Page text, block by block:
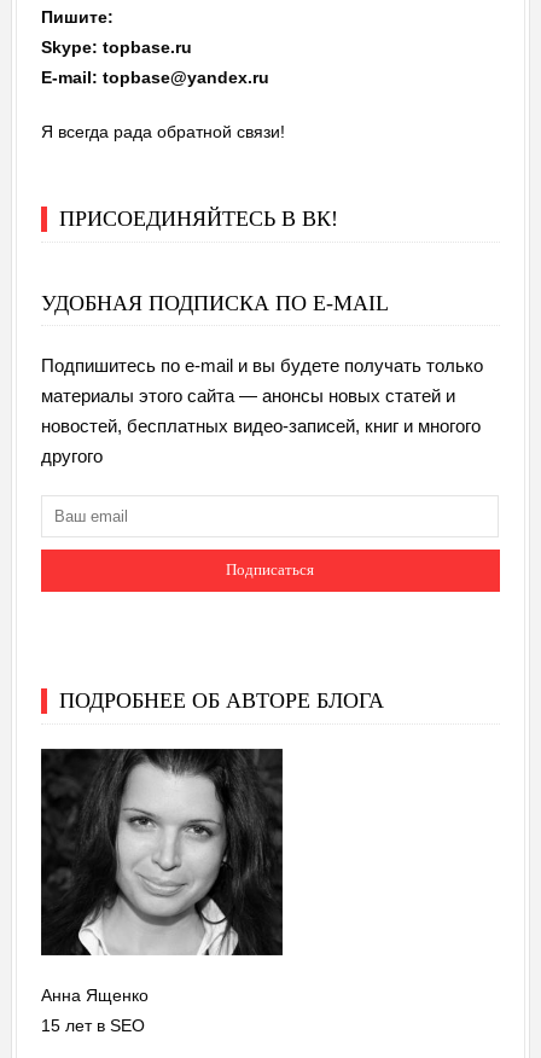
Пишите:
Skype: topbase.ru
E-mail: topbase@yandex.ru
Я всегда рада обратной связи!
ПРИСОЕДИНЯЙТЕСЬ В ВК!
УДОБНАЯ ПОДПИСКА ПО E-MAIL
Подпишитесь по e-mail и вы будете получать только
материалы этого сайта — анонсы новых статей и
новостей, бесплатных видео-записей, книг и многого
другого
ПОДРОБНЕЕ ОБ АВТОРЕ БЛОГА
Анна Ященко
15 лет в SEO